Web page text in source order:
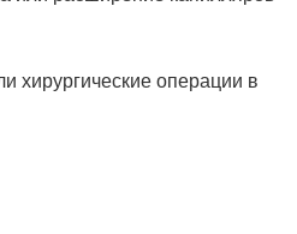
хирургические операции в